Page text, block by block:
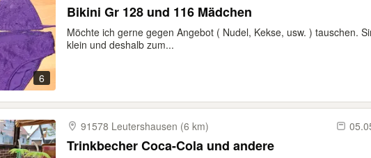
6
Bikini Gr 128 und 116 Mädchen
Möchte ich gerne gegen Angebot ( Nudel, Kekse, usw. ) tauschen.
klein und deshalb zum...
91578 Leutershausen (6 km)
Trinkbecher Coca-Cola und andere